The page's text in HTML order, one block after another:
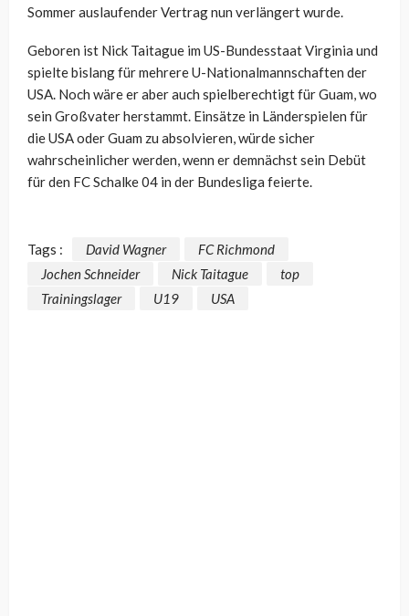
Sommer auslaufender Vertrag nun verlängert wurde.
Geboren ist Nick Taitague im US-Bundesstaat Virginia und
spielte bislang für mehrere U-Nationalmannschaften der
USA. Noch wäre er aber auch spielberechtigt für Guam, wo
sein Großvater herstammt. Einsätze in Länderspielen für
die USA oder Guam zu absolvieren, würde sicher
wahrscheinlicher werden, wenn er demnächst sein Debüt
für den FC Schalke 04 in der Bundesliga feierte.
Tags : David Wagner
FC Richmond
Jochen Schneider
Nick Taitague
top
Trainingslager
U19 USA